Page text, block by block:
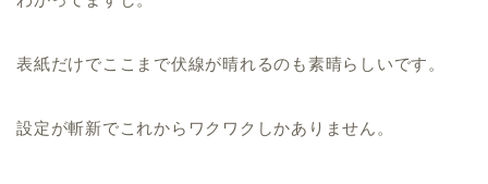
表紙だけでここまで伏線が晴れるのも素晴らしいです。
設定が斬新でこれからワクワクしかありません。